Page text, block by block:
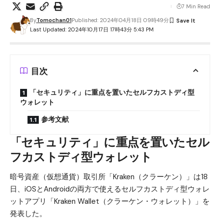
Last Updated: 2024年10月17日 17時43分 5:43 PM
ByTomochan01Published: 2024年04月18日 09時49分
7 Min Read
目次
「セキュリティ」に重点を置いたセルフカストディ型
ウォレット
参考文献
「セキュリティ」に重点を置いたセル
フカストディ型ウォレット
暗号資産（仮想通貨）取引所「Kraken（クラーケン）」は18
日、iOSとAndroidの両方で使えるセルフカストディ型ウォレ
ットアプリ「Kraken Wallet（クラーケン・ウォレット）」を
発表した。